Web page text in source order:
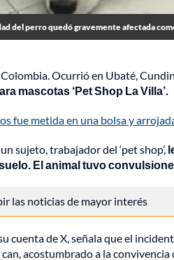
del perro quedó gravemente afectada
Ocurrió en Ubaté,
mascotas ‘Pet Shop La Villa’.
fue metida en una bolsa y
sujeto, trabajador del ‘pet shop’,
El animal tuvo
las noticias de mayor interés
cuenta de X, señala que el
acostumbrado a la convivencia